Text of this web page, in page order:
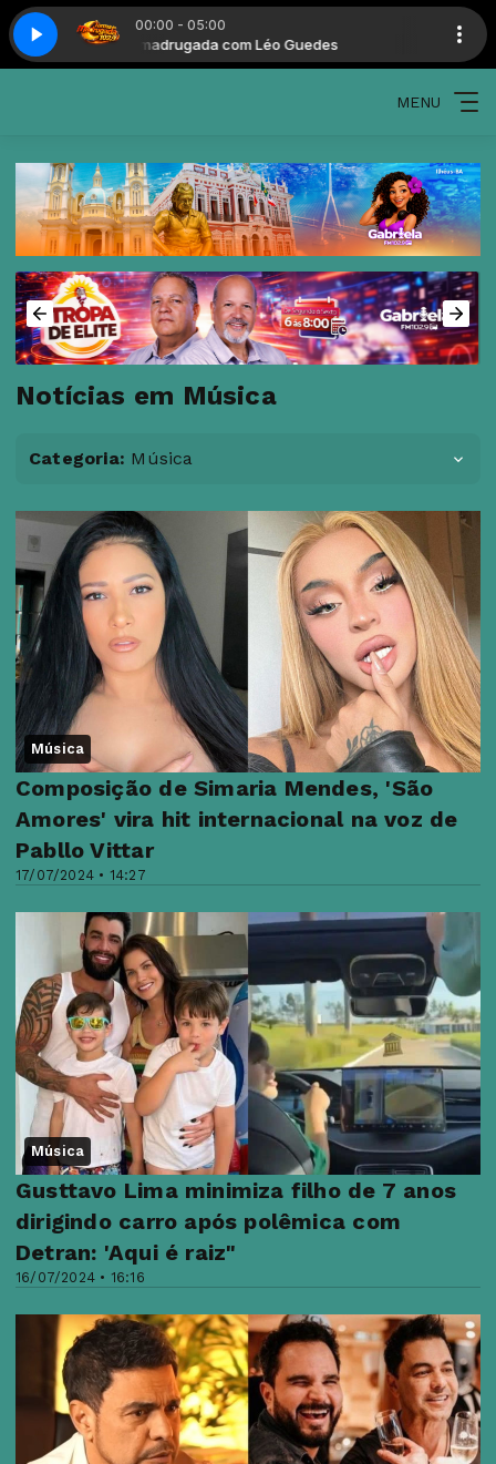
00:00 - 05:00
Turma da madrugada com Léo Guedes Turma da
MENU
Notícias em Música
Categoria: Música
Música
17/07/2024 • 14:27
Composição de Simaria Mendes, 'São
Amores' vira hit internacional na voz de
Pabllo Vittar
Música
16/07/2024 • 16:16
Gusttavo Lima minimiza filho de 7 anos
dirigindo carro após polêmica com
Detran: 'Aqui é raiz"